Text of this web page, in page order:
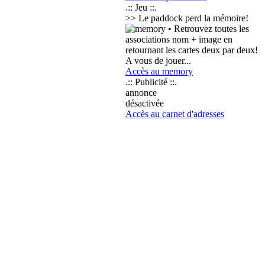
.:: Jeu ::.
>> Le paddock perd la mémoire!
• Retrouvez toutes les
associations nom + image en
retournant les cartes deux par deux!
A vous de jouer...
Accès au memory
.:: Publicité ::.
annonce
désactivée
Accès au carnet d'adresses